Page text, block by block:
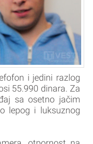
i jedini razlog
55.990 dinara. Za
sa osetno jačim
lepog i luksuznog